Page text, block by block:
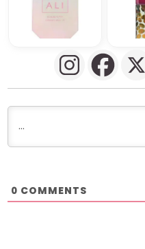
0 COMMENTS